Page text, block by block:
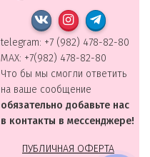
telegram: +7 (982) 478-82-80
MAХ: +7(982) 478-82-80
Что бы мы смогли ответить
на ваше сообщение
обязательно добавьте нас
в контакты в мессенджере!
ПУБЛИЧНАЯ ОФЕРТА